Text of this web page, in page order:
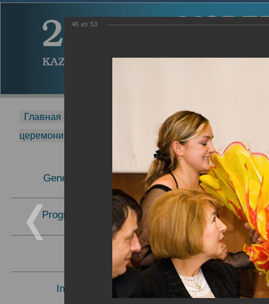
Главная страница 2014 - Международная
церемонии вручения премии Zavoisky Award
General Information
Program Committee
Topics
Invited Speakers
Report
2006 г.
46 из 53